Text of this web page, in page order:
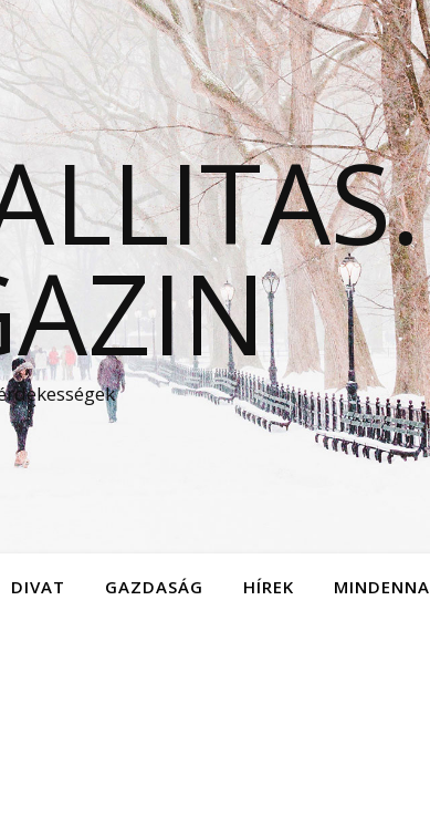
DIVAT GAZDASÁG HÍREK